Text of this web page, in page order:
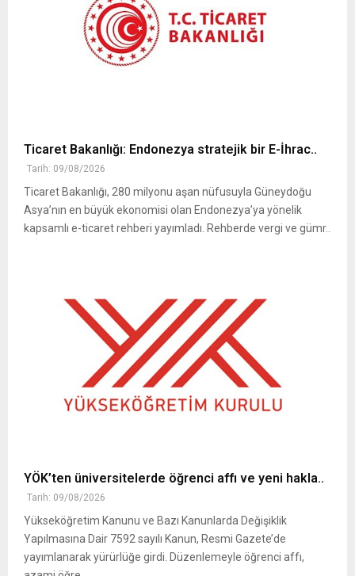
Ticaret Bakanlığı: Endonezya stratejik bir E-İhrac..
Tarih: 09/08/2026
Ticaret Bakanlığı, 280 milyonu aşan nüfusuyla Güneydoğu
Asya’nın en büyük ekonomisi olan Endonezya’ya yönelik
kapsamlı e-ticaret rehberi yayımladı. Rehberde vergi ve gümr..
YÖK’ten üniversitelerde öğrenci affı ve yeni hakla..
Tarih: 09/08/2026
Yükseköğretim Kanunu ve Bazı Kanunlarda Değişiklik
Yapılmasına Dair 7592 sayılı Kanun, Resmi Gazete’de
yayımlanarak yürürlüğe girdi. Düzenlemeyle öğrenci affı,